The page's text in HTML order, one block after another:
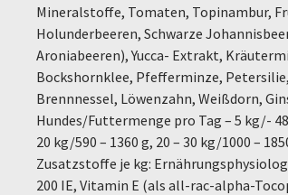
Mineralstoffe, Tomaten, Topinambur,
Holunderbeeren, Schwarze
Aroniabeeren), Yucca- Extrakt,
Bockshornklee, Pfefferminze,
Brennnessel, Löwenzahn, Weißdorn,
Hundes/Futtermenge pro Tag – 5 kg/-
20 kg/590 – 1360 g, 20 – 30 kg/1000 –
Zusatzstoffe je kg:
200 IE, Vitamin E (als all-rac-alpha-